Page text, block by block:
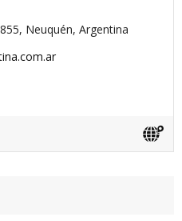
Neuquén, Argentina